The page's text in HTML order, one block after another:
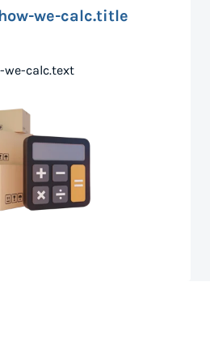
we-calc.title
calc.text